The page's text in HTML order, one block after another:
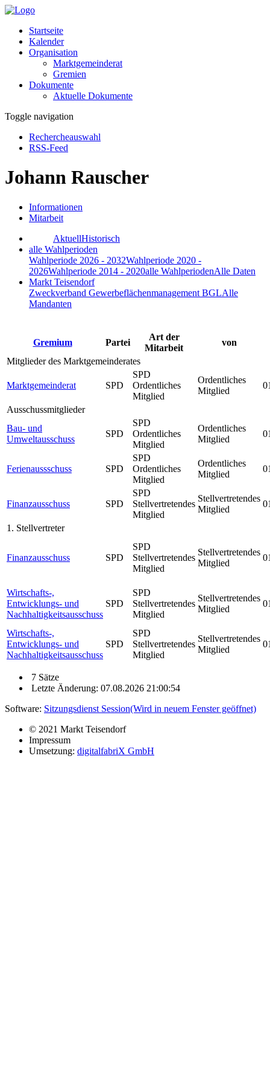
Startseite
Kalender
Organisation
Marktgemeinderat
Gremien
Dokumente
Aktuelle Dokumente
Toggle navigation
Rechercheauswahl
RSS-Feed
Johann Rauscher
Informationen
Mitarbeit
AktuellHistorisch
alle Wahlperioden
Wahlperiode 2026 - 2032Wahlperiode 2020 -
2026Wahlperiode 2014 - 2020alle WahlperiodenAlle Daten
Markt Teisendorf
Zweckverband Gewerbeflächenmanagement BGLAlle
Mandanten
Gremium Partei
Art der
Mitarbeit
von
Mitglieder des Marktgemeinderates
Marktgemeinderat SPD
SPD
Ordentliches
Mitglied
Ordentliches
Mitglied
Ausschussmitglieder
Bau- und
Umweltausschuss
SPD
SPD
Ordentliches
Mitglied
Ordentliches
Mitglied
Ferienaussschuss SPD
SPD
Ordentliches
Mitglied
Ordentliches
Mitglied
Finanzausschuss SPD
SPD
Stellvertretendes
Mitglied
Stellvertretendes
Mitglied
1. Stellvertreter
Finanzausschuss SPD
SPD
Stellvertretendes
Mitglied
Stellvertretendes
Mitglied
Wirtschafts-,
Entwicklungs- und
Nachhaltigkeitsausschuss
SPD
SPD
Stellvertretendes
Mitglied
Stellvertretendes
Mitglied
Wirtschafts-,
Entwicklungs- und
Nachhaltigkeitsausschuss
SPD
SPD
Stellvertretendes
Mitglied
Stellvertretendes
Mitglied
7 Sätze
Letzte Änderung: 07.08.2026 21:00:54
Software: Sitzungsdienst Session(Wird in neuem Fenster geöffnet)
© 2021 Markt Teisendorf
Impressum
Umsetzung: digitalfabriX GmbH